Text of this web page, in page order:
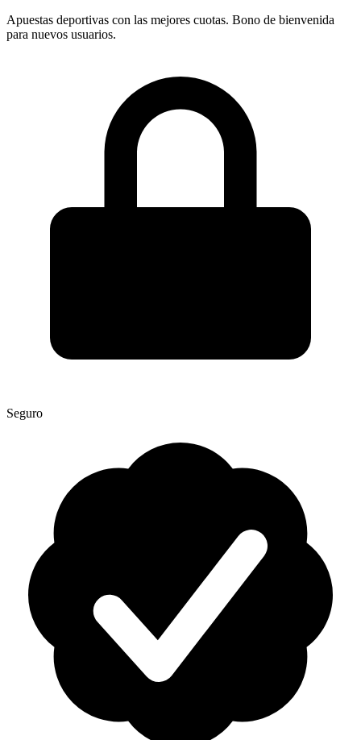
Apuestas deportivas con las mejores cuotas. Bono de bienvenida
para nuevos usuarios.
Seguro